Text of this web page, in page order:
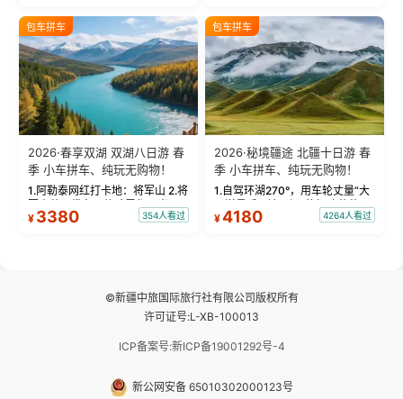
绝美瞬间。 赛湖坦克300跟车视
频：专业摄影师...
瓦人最大村落——禾木村，欣赏
晨雾与小木...
包车拼车
2026·春享双湖 双湖八日游 春
季 小车拼车、纯玩无购物！
1.阿勒泰网红打卡地：将军山 2.将
军山落日缆车，体验雪都风光 3.
将军山，夕阳派对，蹦迪party 4.
¥ 3380 354人看过
包车拼车
2026·秘境疆途 北疆十日游 春
季 小车拼车、纯玩无购物！
1.自驾环湖270°，用车轮丈量“大
西洋最后一滴眼泪”的极致蔚蓝，
让雪山、花海与深邃湖水在转弯
¥4180 4264人看过
©新疆中旅国际旅行社有限公司版权所有
许可证号:L-XB-100013
ICP备案号:新ICP备19001292号-4
新公网安备 65010302000123号